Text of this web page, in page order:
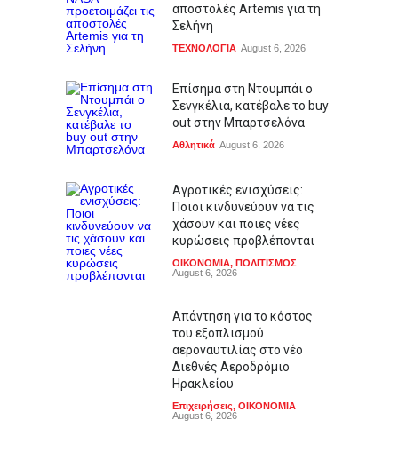
αποστολές Artemis για τη
Σελήνη
ΤΕΧΝΟΛΟΓΙΑ August 6, 2026
Επίσημα στη Ντουμπάι ο
Σενγκέλια, κατέβαλε το buy
out στην Μπαρτσελόνα
Αθλητικά August 6, 2026
Αγροτικές ενισχύσεις:
Ποιοι κινδυνεύουν να τις
χάσουν και ποιες νέες
κυρώσεις προβλέπονται
ΟΙΚΟΝΟΜΙΑ, ΠΟΛΙΤΙΣΜΟΣ
August 6, 2026
Απάντηση για το κόστος
του εξοπλισμού
αεροναυτιλίας στο νέο
Διεθνές Αεροδρόμιο
Ηρακλείου
Επιχειρήσεις, ΟΙΚΟΝΟΜΙΑ
August 6, 2026